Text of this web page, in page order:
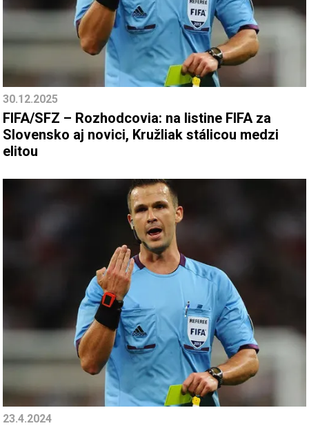
30.12.2025
FIFA/SFZ – Rozhodcovia: na listine FIFA za
Slovensko aj novici, Kružliak stálicou medzi
elitou
23.4.2024